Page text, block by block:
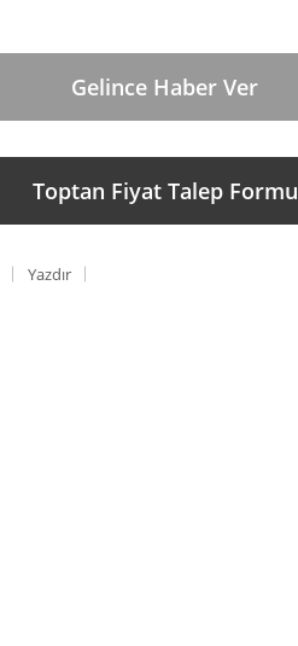
Gelince Haber Ver
Toptan Fiyat Talep Formu
Yazdır